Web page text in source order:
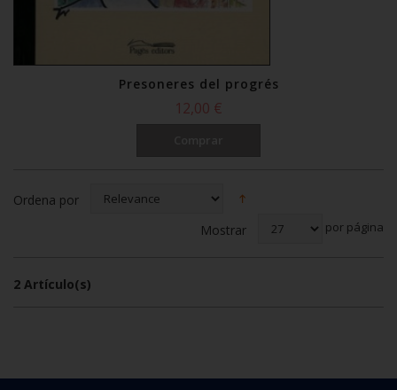
Presoneres del progrés
12,00 €
Ordena por
Mostrar
por página
2 Artículo(s)